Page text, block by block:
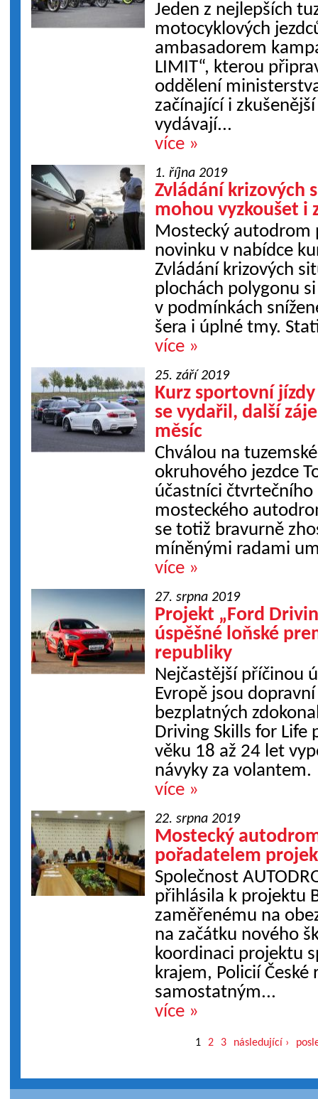
Jeden z nejlepších
motocyklových
ambasadorem
LIMIT“, kterou
oddělení
začínající i
vydávají...
více »
1. října 2019
Zvládání krizových
mohou vyzkoušet i
Mostecký autodrom
novinku v nabídce
Zvládání krizových
plochách polygonu
v podmínkách
šera i úplné tmy.
více »
25. září 2019
Kurz sportovní
se vydařil, další
měsíc
Chválou na
okruhového jezdce
účastníci
mosteckého
se totiž bravurně
míněnými radami
více »
27. srpna 2019
Projekt „Ford
úspěšné loňské
republiky
Nejčastější příčinou
Evropě jsou
bezplatných
Driving Skills for
věku 18 až 24 let
návyky za volantem.
více »
22. srpna 2019
Mostecký
pořadatelem
Společnost
přihlásila k projektu
zaměřenému na
na začátku nového
koordinaci projektu
krajem, Policií České
samostatným...
více »
1 2 3 následující ›